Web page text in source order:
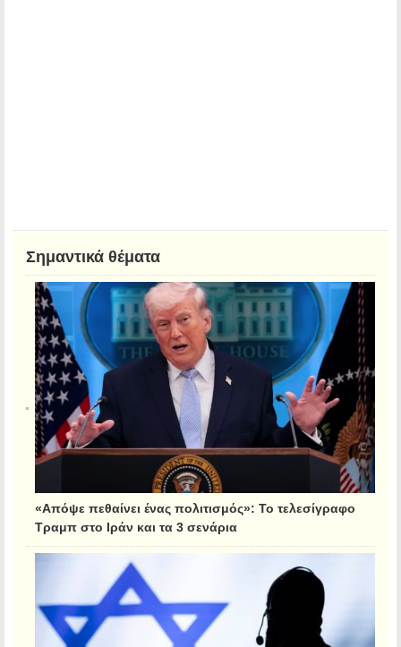
Σημαντικά θέματα
«Απόψε πεθαίνει ένας πολιτισμός»: Το τελεσίγραφο
Τραμπ στο Ιράν και τα 3 σενάρια